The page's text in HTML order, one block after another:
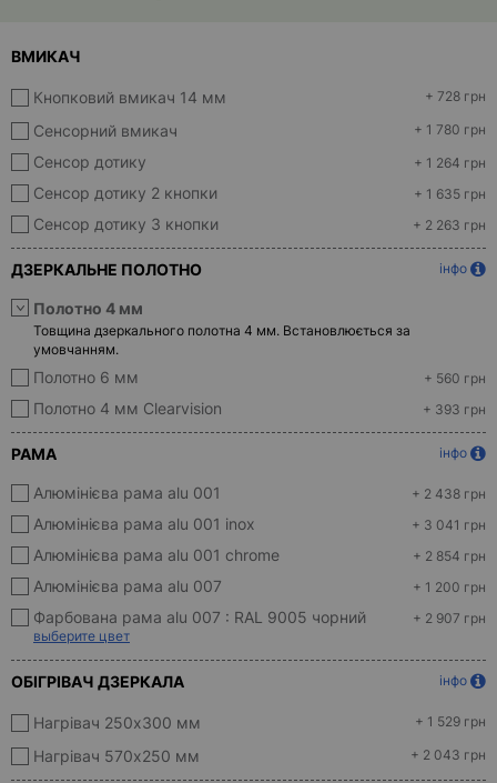
ВМИКАЧ
Кнопковий вмикач 14 мм + 728 грн
Сенсорний вмикач + 1 780 грн
Сенсор дотику + 1 264 грн
Сенсор дотику 2 кнопки + 1 635 грн
Сенсор дотику 3 кнопки + 2 263 грн
ДЗЕРКАЛЬНЕ ПОЛОТНО інфо
Полотно 4 мм
Товщина дзеркального полотна 4 мм. Встановлюється за
умовчанням.
Полотно 6 мм + 560 грн
Полотно 4 мм Clearvision + 393 грн
РАМА інфо
Алюмінієва рама alu 001 + 2 438 грн
Алюмінієва рама alu 001 inox + 3 041 грн
Алюмінієва рама alu 001 chrome + 2 854 грн
Алюмінієва рама alu 007 + 1 200 грн
Фарбована рама alu 007 : RAL 9005 чорний
+ 2 907 грн
выберите цвет
ОБІГРІВАЧ ДЗЕРКАЛА інфо
Нагрівач 250x300 мм + 1 529 грн
Нагрівач 570х250 мм + 2 043 грн